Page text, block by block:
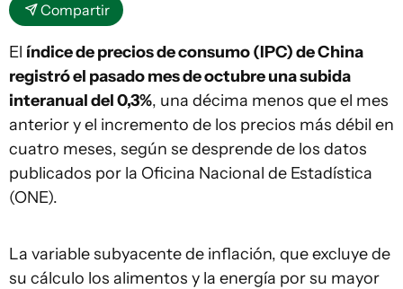
Compartir
El índice de precios de consumo (IPC) de China
registró el pasado mes de octubre una subida
interanual del 0,3%, una décima menos que el mes
anterior y el incremento de los precios más débil en
cuatro meses, según se desprende de los datos
publicados por la Oficina Nacional de Estadística
(ONE).
La variable subyacente de inflación, que excluye de
su cálculo los alimentos y la energía por su mayor